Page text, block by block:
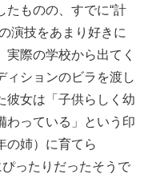
たものの、すでに“計
演技をあまり好きに
際の学校から出てく
ィションのビラを渡し
彼女は「子供らしく幼
わっている」という印
の姉）に育てら
ぴったりだったそうで